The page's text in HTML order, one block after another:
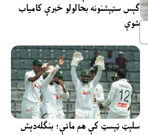
ګېس سټېشنونه بحالولو خبرې کامیاب
شوې
سلېټ ټېسټ کې هم ماتې؛ بنګله‌دېش